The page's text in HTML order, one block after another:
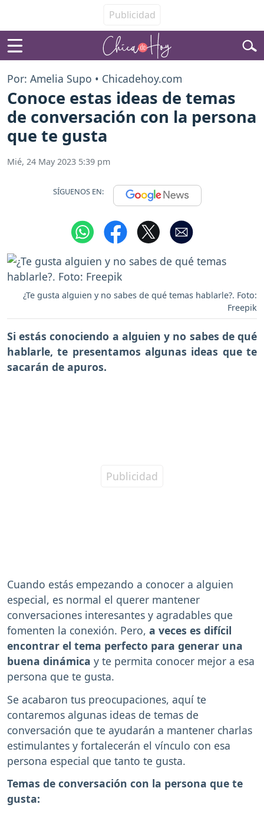
Por: Amelia Supo • Chicadehoy.com
Conoce estas ideas de temas
de conversación con la persona
que te gusta
Mié, 24 May 2023 5:39 pm
SÍGUENOS EN:
¿Te gusta alguien y no sabes de qué temas hablarle?. Foto:
Freepik
Si estás conociendo a alguien y no sabes de qué
hablarle, te presentamos algunas ideas que te
sacarán de apuros.
Cuando estás empezando a conocer a alguien
especial, es normal el querer mantener
conversaciones interesantes y agradables que
fomenten la conexión. Pero, a veces es difícil
encontrar el tema perfecto para generar una
buena dinámica y te permita conocer mejor a esa
persona que te gusta.
Se acabaron tus preocupaciones, aquí te
contaremos algunas ideas de temas de
conversación que te ayudarán a mantener charlas
estimulantes y fortalecerán el vínculo con esa
persona especial que tanto te gusta.
Temas de conversación con la persona que te
gusta: